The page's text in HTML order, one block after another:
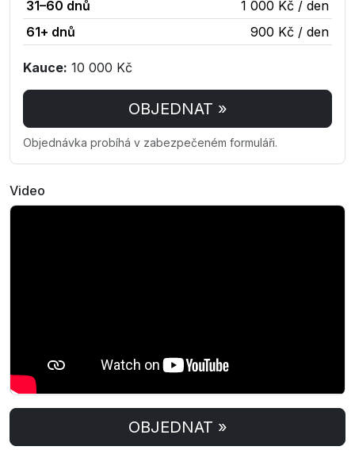
31–60 dnů
1 000 Kč / den
61+ dnů
900 Kč / den
Kauce: 10 000 Kč
OBJEDNAT »
Objednávka probíhá v zabezpečeném formuláři.
Video
OBJEDNAT »